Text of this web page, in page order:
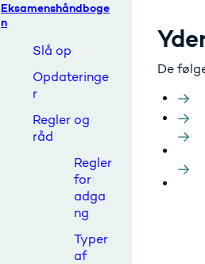
Eksamenshåndboge
n
Slå op
Opdateringe
r
Regler og
råd
Regler
for
adga
ng
Typer
af
De